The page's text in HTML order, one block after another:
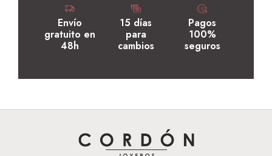
Envío
gratuito en
48h
15 días
para
cambios
Pagos
100%
seguros